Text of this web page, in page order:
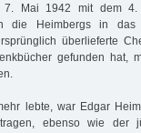
7. Mai 1942 mit dem 4.
die Heimbergs in das
überlieferte
gefunden hat,
lebte, war Edgar
ebenso wie der